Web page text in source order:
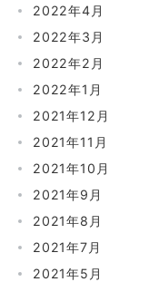
2022年4月
2022年3月
2022年2月
2022年1月
2021年12月
2021年11月
2021年10月
2021年9月
2021年8月
2021年7月
2021年5月